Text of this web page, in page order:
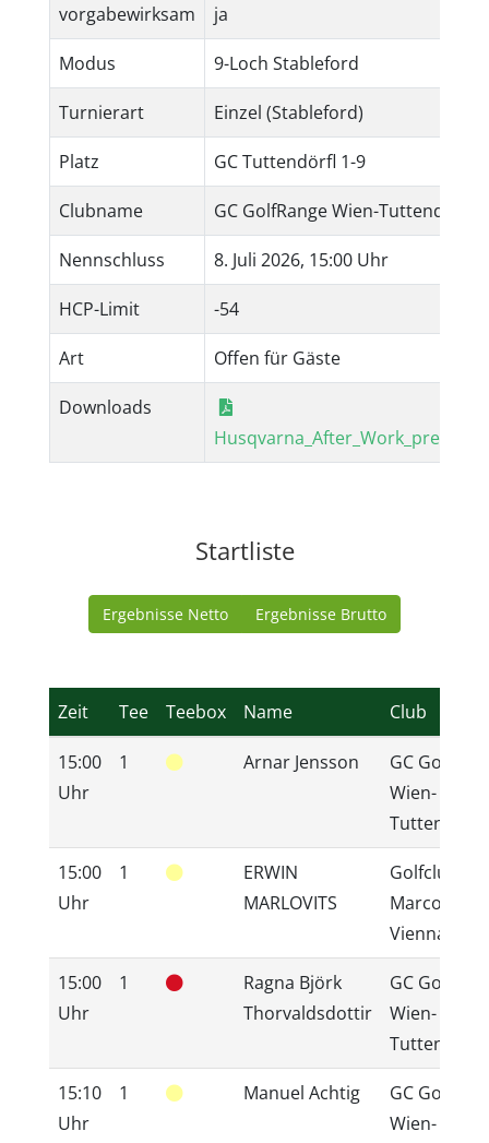
vorgabewirksam ja
Modus 9-Loch Stableford
Turnierart Einzel (Stableford)
Platz GC Tuttendörfl 1-9
Clubname GC GolfRange Wien-Tuttendörfl
Nennschluss 8. Juli 2026, 15:00 Uhr
HCP-Limit -54
Art Offen für Gäste
Downloads
Startliste
Ergebnisse Netto Ergebnisse Brutto
Zeit Tee Teebox Name Club
15:00
Uhr
1 Arnar Jensson
GC
Wien-
Tuttendörfl
15:00
Uhr
1
ERWIN
MARLOVITS
Golfclub
Marco Polo
Vienna
15:00
Uhr
1
Ragna Björk
Thorvaldsdottir
GC
Wien-
Tuttendörfl
15:10
Uhr
1 Manuel Achtig
GC
Wien-